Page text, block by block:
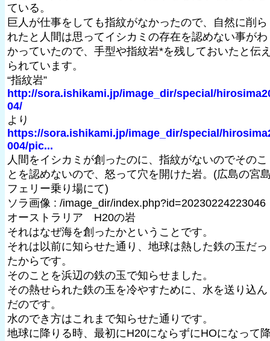
ている。
巨人が仕事をしても指紋がなかったので、自然に削ら
れたと人間は思ってイシカミの存在を認めない事がわ
かっていたので、手型や指紋岩*を残しておいたと伝
られています。
“指紋岩”
http://sora.ishikami.jp/image_dir/special/
04/
より
https://sora.ishikami.jp/image_dir/special/
004/pic...
人間をイシカミが創ったのに、指紋がないのでそのこ
とを認めないので、怒って穴を開けた岩。(広島の宮
フェリー乗り場にて)
ソラ画像 : /image_dir/index.php?id=20230224223046
オーストラリア H20の岩
それはなぜ海を創ったかということです。
それは以前に知らせた通り、地球は熱した鉄の玉だっ
たからです。
そのことを浜辺の鉄の玉で知らせました。
その熱せられた鉄の玉を冷やすために、水を送り込ん
だのです。
水のでき方はこれまで知らせた通りです。
地球に降りる時、最初にH20にならずにHOになって